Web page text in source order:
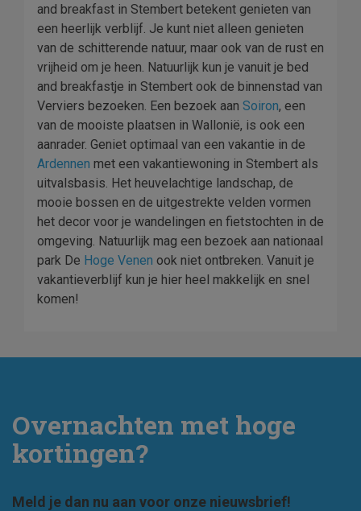
and breakfast in Stembert betekent genieten van
een heerlijk verblijf. Je kunt niet alleen genieten
van de schitterende natuur, maar ook van de rust en
vrijheid om je heen. Natuurlijk kun je vanuit je bed
and breakfastje in Stembert ook de binnenstad van
Verviers bezoeken. Een bezoek aan Soiron, een
van de mooiste plaatsen in Wallonië, is ook een
aanrader. Geniet optimaal van een vakantie in de
Ardennen met een vakantiewoning in Stembert als
uitvalsbasis. Het heuvelachtige landschap, de
mooie bossen en de uitgestrekte velden vormen
het decor voor je wandelingen en fietstochten in de
omgeving. Natuurlijk mag een bezoek aan nationaal
park De Hoge Venen ook niet ontbreken. Vanuit je
vakantieverblijf kun je hier heel makkelijk en snel
komen!
Overnachten met hoge
kortingen?
Meld je dan nu aan voor onze nieuwsbrief!